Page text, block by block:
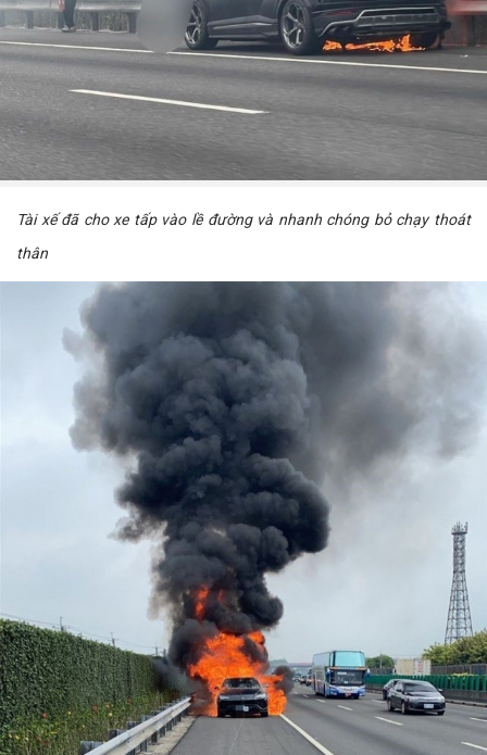
Tài xế đã cho xe tấp vào lề đường và nhanh chóng bỏ chạy thoát
thân